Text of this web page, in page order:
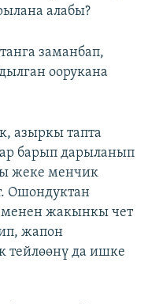
алабы?
заманбап,
оорукана
азыркы тапта
барып дарыланып
жеке менчик
Ошондуктан
менен жакынкы чет
жапон
тейлөөнү да ишке